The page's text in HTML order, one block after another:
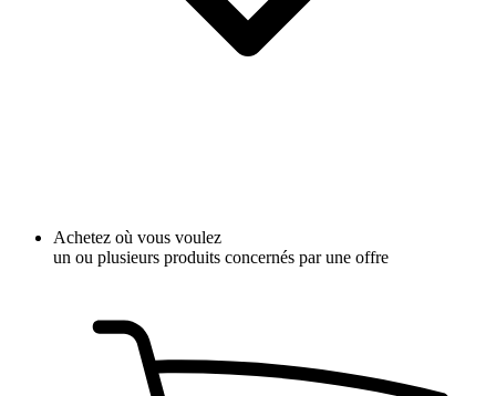
Achetez où vous voulez
un ou plusieurs produits concernés par une offre